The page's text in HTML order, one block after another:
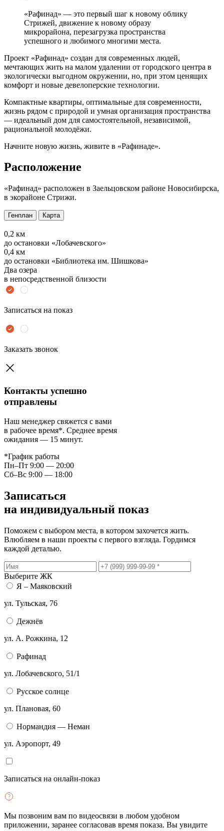
«Рафинад» — это первый шаг к новому облику
Стрижей, движение к новому образу
микрорайона, перезагрузка пространства
успешного и любимого многими места.
Проект «Рафинад» создан для современных людей,
мечтающих жить на малом удалении от городского центра в
экологически выгодном окружении, но, при этом ценящих
комфорт и новые девелоперские технологии.
Компактные квартиры, оптимальные для современности,
жизнь рядом с природой и умная организация пространства
— идеальный дом для самостоятельной, независимой,
рациональной молодёжи.
Начните новую жизнь, живите в «Рафинаде».
Расположение
«Рафинад» расположен в Заельцовском районе Новосибирска,
в экорайоне Стрижи.
Генплан Карта
0,2 км
до остановки «Лобачевского»
0,4 км
до остановки «Библиотека им. Шишкова»
Два озера
в непосредственной близости
Записаться на показ
Заказать звонок
Контакты успешно
отправлены
Наш менеджер свяжется с вами
в рабочее время*. Среднее время
ожидания — 15 минут.
*График работы
Пн–Пт 9:00 — 20:00
Сб–Вс 9:00 — 18:00
Записаться
на индивидуальный показ
Поможем с выбором места, в котором захочется жить.
Влюбляем в наши проекты с первого взгляда. Гордимся
каждой деталью.
Выберите ЖК
Я – Маяковский
ул. ​Тульская, 76
Дежнёв
ул. ​​А. Рожкина, 12
Рафинад
ул. ​Лобачевского, 51/1
Русское солнце
ул. Плановая, 60
Нормандия — Неман
ул. Аэропорт, 49
Записаться на онлайн-показ
Мы позвоним вам по видеосвязи в любом удобном
приложении, заранее согласовав время показа. Вы увидите